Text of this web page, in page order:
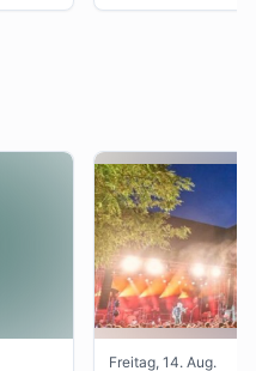
Freitag, 14. Aug.